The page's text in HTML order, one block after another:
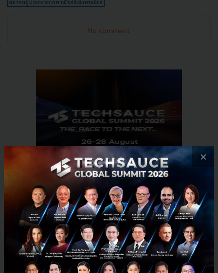
สมาคมผู้ประกอบการพาณิชย์อิเล็กทรอนิกส์
No comment
RELATED ARTICLE
×